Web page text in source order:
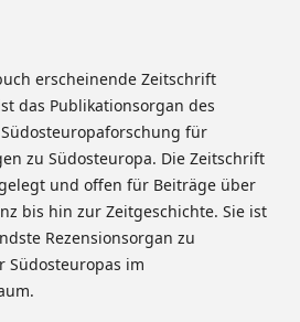
erscheinende Zeitschrift
das Publikationsorgan des
für
zu Südosteuropa. Die Zeitschrift
und offen für Beiträge über
bis hin zur Zeitgeschichte. Sie ist
Rezensionsorgan zu
Südosteuropas im